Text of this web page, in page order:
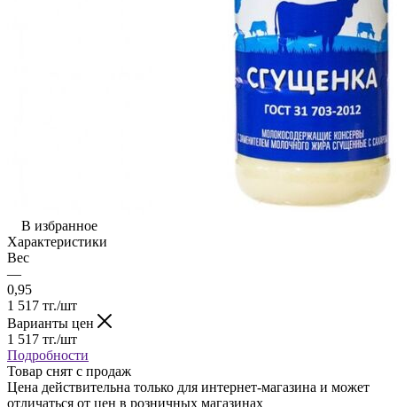
В избранное
Характеристики
Вес
—
0,95
1 517 тг./шт
Варианты цен
1 517 тг./шт
Подробности
Товар снят с продаж
Цена действительна только для интернет-магазина и может
отличаться от цен в розничных магазинах